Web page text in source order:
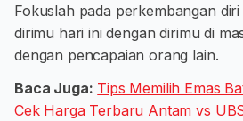
Fokuslah pada perkembangan
dirimu hari ini dengan dirimu di
dengan pencapaian orang lain.
Baca Juga: Tips Memilih Emas
Cek Harga Terbaru Antam vs